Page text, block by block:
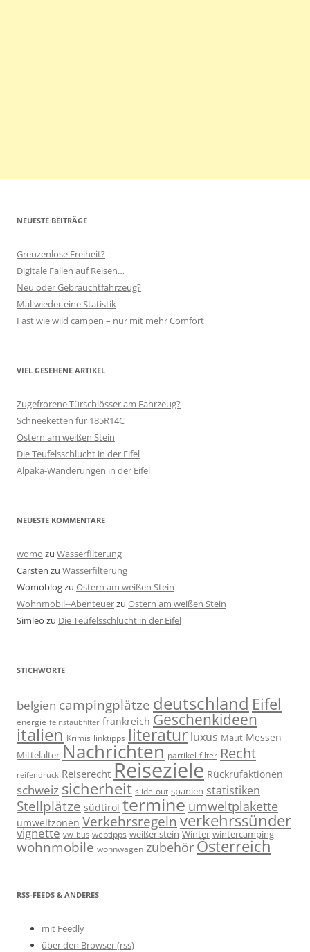
NEUESTE BEITRÄGE
Grenzenlose Freiheit?
Digitale Fallen auf Reisen…
Neu oder Gebrauchtfahrzeug?
Mal wieder eine Statistik
Fast wie wild campen – nur mit mehr Comfort
VIEL GESEHENE ARTIKEL
Zugefrorene Türschlösser am Fahrzeug?
Schneeketten für 185R14C
Ostern am weißen Stein
Die Teufelsschlucht in der Eifel
Alpaka-Wanderungen in der Eifel
NEUESTE KOMMENTARE
womo zu Wasserfilterung
Carsten zu Wasserfilterung
Womoblogzu Ostern am weißen Stein
Wohnmobil--Abenteuerzu Ostern am weißen Stein
Simleo zu Die Teufelsschlucht in der Eifel
STICHWORTE
belgien campingplätze deutschland Eifel
energie feinstaubfilter frankreich Geschenkideen
italien Krimis linktipps literatur luxus Maut Messen
Mittelalter Nachrichten partikel-filter Recht
reifendruck Reiserecht Reiseziele Rückrufaktionen
schweiz sicherheit slide-out spanien statistiken
Stellplätze südtirol termine umweltplakette
umweltzonen Verkehrsregeln verkehrssünder
vignette vw-bus webtipps weißer stein Winter wintercamping
wohnmobile wohnwagen zubehör Österreich
RSS-FEEDS & ANDERES
mit Feedly
über den Browser (rss)